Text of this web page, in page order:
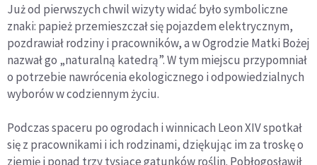
Już od pierwszych chwil wizyty widać było symboliczne
znaki: papież przemieszczał się pojazdem elektrycznym,
pozdrawiał rodziny i pracowników, a w Ogrodzie Matki Bożej
nazwał go „naturalną katedrą”. W tym miejscu przypomniał
o potrzebie nawrócenia ekologicznego i odpowiedzialnych
wyborów w codziennym życiu.
Podczas spaceru po ogrodach i winnicach Leon XIV spotkał
się z pracownikami i ich rodzinami, dziękując im za troskę o
ziemię i ponad trzy tysiące gatunków roślin. Pobłogosławił